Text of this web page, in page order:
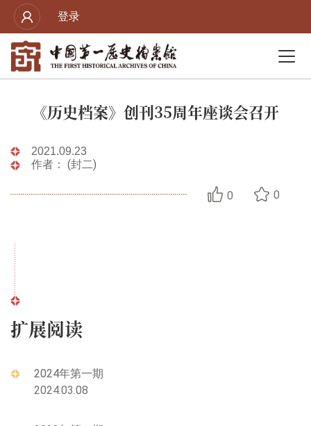
登录
《历史档案》创刊35周年座谈会召开
2021.09.23
作者： (封二)
0 0
扩展阅读
2024年第一期
2024.03.08